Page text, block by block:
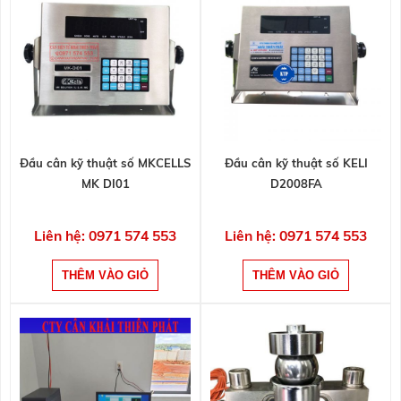
Đầu cân kỹ thuật số MKCELLS
MK DI01
Liên hệ: 0971 574 553
Đầu cân kỹ thuật số KELI
D2008FA
Liên hệ: 0971 574 553